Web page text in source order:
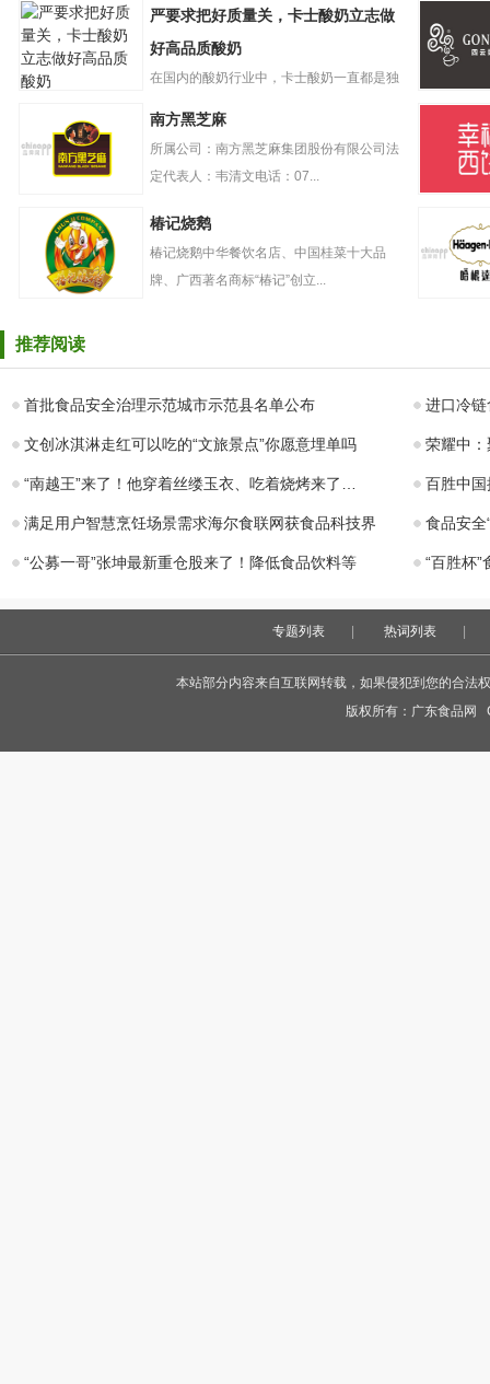
关，卡士酸奶立
志做好高品质酸
严要求把好质量关，卡士酸奶立志做
好高品质酸奶
在国内的酸奶行业中，卡士酸奶一直都是独
奶盖贡茶
南方黑芝麻
南方黑芝麻
所属公司：南方黑芝麻集团股份有限公司法
定代表人：韦清文电话：07...
椿记烧鹅
椿记烧鹅中华餐饮名店、中国桂菜十大品
牌、广西著名商标“椿记”创立...
推荐阅读
首批食品安全治理示范城市示范县名单公布 进口冷
文创冰淇淋走红可以吃的“文旅景点”你愿意埋单吗 荣耀中
“南越王”来了！他穿着丝缕玉衣、吃着烧烤来了… 百胜中
满足用户智慧烹饪场景需求海尔食联网获食品科技界 食品安全
“公募一哥”张坤最新重仓股来了！降低食品饮料等 “百胜杯
专题列表 热词列表
本站部分内容来自互联网转载，如果侵犯到您的合法
版权所有： 广东食品网